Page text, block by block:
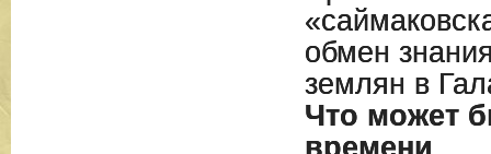
обмен
землян в
Что может
времени